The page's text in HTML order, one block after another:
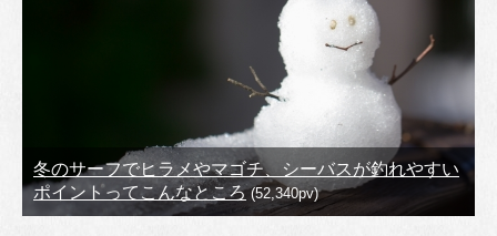
冬のサーフでヒラメやマゴチ、シーバスが釣れやすい
ポイントってこんなところ(52,340pv)